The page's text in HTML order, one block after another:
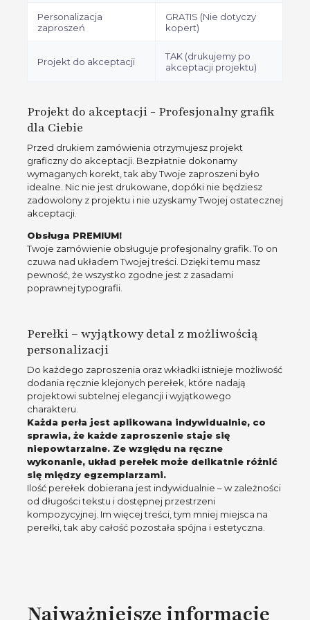
Personalizacja
zaproszeń
GRATIS (Nie dotyczy
kopert)
Projekt do akceptacji
TAK (drukujemy po
akceptacji projektu)
Projekt do akceptacji - Profesjonalny grafik
dla Ciebie
Przed drukiem zamówienia otrzymujesz projekt
graficzny do akceptacji. Bezpłatnie dokonamy
wymaganych korekt, tak aby Twoje zaproszeni było
idealne. Nic nie jest drukowane, dopóki nie będziesz
zadowolony z projektu i nie uzyskamy Twojej ostatecznej
akceptacji.
Obsługa PREMIUM!
Twoje zamówienie obsługuje profesjonalny grafik. To on
czuwa nad układem Twojej treści. Dzięki temu masz
pewność, że wszystko zgodne jest z zasadami
poprawnej typografii.
Perełki – wyjątkowy detal z możliwością
personalizacji
Do każdego zaproszenia oraz wkładki istnieje możliwość
dodania ręcznie klejonych perełek, które nadają
projektowi subtelnej elegancji i wyjątkowego
charakteru.
Każda perła jest aplikowana indywidualnie, co
sprawia, że każde zaproszenie staje się
niepowtarzalne. Ze względu na ręczne
wykonanie, układ perełek może delikatnie różnić
się między egzemplarzami.
Ilość perełek dobierana jest indywidualnie – w zależności
od długości tekstu i dostępnej przestrzeni
kompozycyjnej. Im więcej treści, tym mniej miejsca na
perełki, tak aby całość pozostała spójna i estetyczna.
Najważniejsze informacje